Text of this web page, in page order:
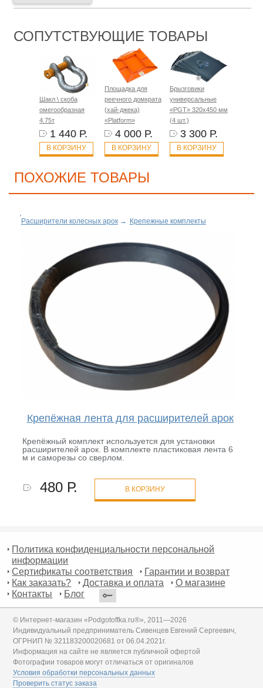
СОПУТСТВУЮЩИЕ ТОВАРЫ
Шакл \ скоба
омегообразная
4.75т
1 440 Р.
В КОРЗИНУ
Площадка для
реечного домкрата
(хай-джека)
«Platform»
4 000 Р.
В КОРЗИНУ
Брызговики
универсальные
«PGT» 320х450 мм
(4 шт.)
3 300 Р.
В КОРЗИНУ
ПОХОЖИЕ ТОВАРЫ
Расширители колесных арок→ Крепежные комплекты
Крепёжная лента для расширителей арок
Крепёжный комплект используется для установки
расширителей арок. В комплекте пластиковая лента 6
м и саморезы со сверлом.
480 Р. В КОРЗИНУ
Политика конфиденциальности персональной
информации
Сертификаты соответствия
Гарантии и возврат
Как заказать?
Доставка и оплата
О магазине
Контакты
Блог
© Интернет-магазин «Podgotoffka.ru®», 2011—2026
Индивидуальный предприниматель Сивенцев Евгений Сергеевич,
ОГРНИП № 321183200020681 от 06.04.2021г.
Информация на сайте не является публичной офертой
Фотографии товаров могут отличаться от оригиналов
Условия обработки персональных данных
Проверить статус заказа